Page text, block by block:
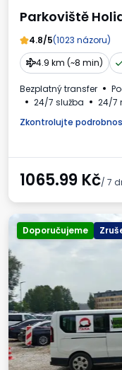
Parkoviště
4.8/5(1023 názoru)
4.9 km (~8 min)
Bezplatný transfer
24/7 služba
24/7
Daňový doklad
Zkontrolujte
1065.99 Kč/ 7
Doporučujeme